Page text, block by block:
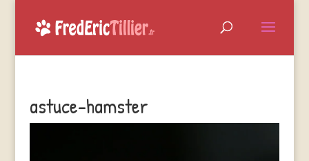
astuce-hamster